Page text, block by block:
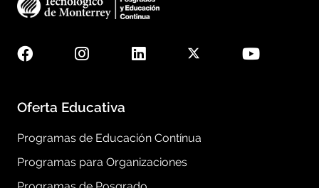
Oferta Educativa
Programas de Educación Contínua
Programas para Organizaciones